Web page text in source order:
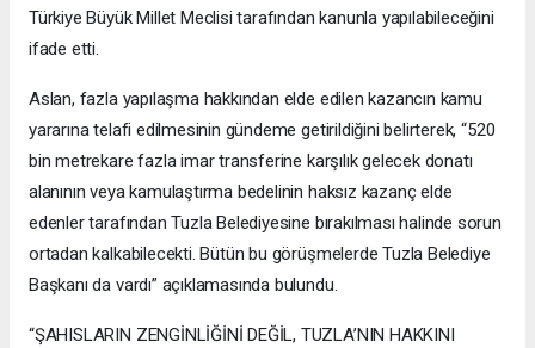
Türkiye Büyük Millet Meclisi tarafından kanunla yapılabileceğini
ifade etti.
Aslan, fazla yapılaşma hakkından elde edilen kazancın kamu
yararına telafi edilmesinin gündeme getirildiğini belirterek, “520
bin metrekare fazla imar transferine karşılık gelecek donatı
alanının veya kamulaştırma bedelinin haksız kazanç elde
edenler tarafından Tuzla Belediyesine bırakılması halinde sorun
ortadan kalkabilecekti. Bütün bu görüşmelerde Tuzla Belediye
Başkanı da vardı” açıklamasında bulundu.
“ŞAHISLARIN ZENGİNLİĞİNİ DEĞİL, TUZLA’NIN HAKKINI